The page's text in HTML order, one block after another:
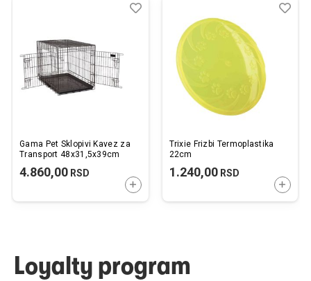
Gama Pet Sklopivi Kavez za
Transport 48x31,5x39cm
4.860,00 RSD
DODAJTE U KORPU
Dodaj
Uporedi
Trixie Frizbi Termoplastika
22cm
1.240,00RSD
Loyalty program